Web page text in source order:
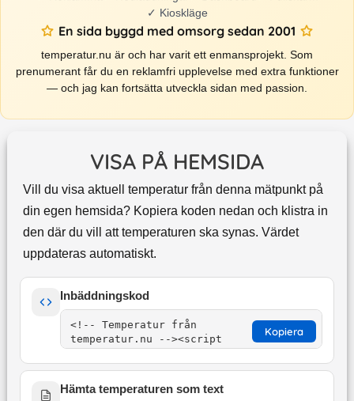
✓ Kioskläge
En sida byggd med omsorg sedan 2001
temperatur.nu är och har varit ett enmansprojekt. Som
prenumerant får du en reklamfri upplevelse med extra funktioner
— och jag kan fortsätta utveckla sidan med passion.
VISA PÅ HEMSIDA
Vill du visa aktuell temperatur från denna mätpunkt på
din egen hemsida? Kopiera koden nedan och klistra in
den där du vill att temperaturen ska synas. Värdet
uppdateras automatiskt.
Inbäddningskod
Kopiera
Hämta temperaturen som text